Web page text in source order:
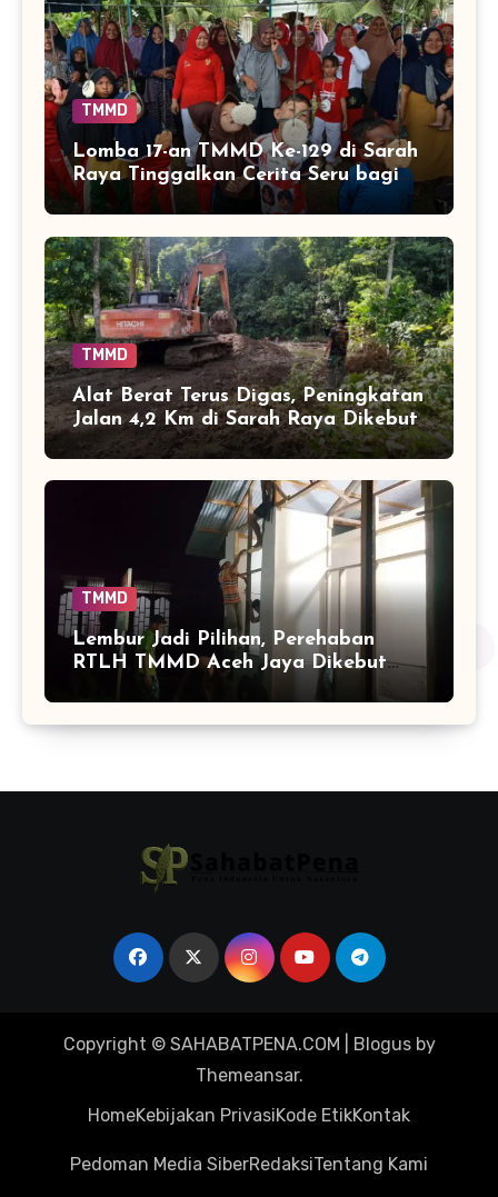
TMMD
Lomba 17-an TMMD Ke-129 di Sarah
Raya Tinggalkan Cerita Seru bagi
Anak-anak
TMMD
Alat Berat Terus Digas, Peningkatan
Jalan 4,2 Km di Sarah Raya Dikebut
TMMD
Lembur Jadi Pilihan, Perehaban
RTLH TMMD Aceh Jaya Dikebut
hingga Malam
Copyright © SAHABATPENA.COM Blogusby
Themeansar.
HomeKebijakan PrivasiKode EtikKontak
Pedoman Media SiberRedaksiTentang Kami